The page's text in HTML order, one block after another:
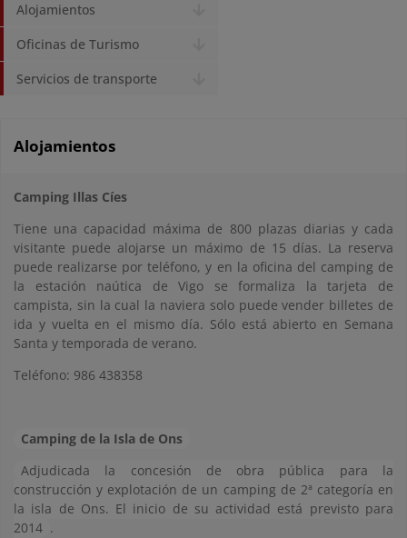
Alojamientos
Oficinas de Turismo
Servicios de transporte
Alojamientos
Camping Illas Cíes
Tiene una capacidad máxima de 800 plazas diarias y cada
visitante puede alojarse un máximo de 15 días. La reserva
puede realizarse por teléfono, y en la oficina del camping de
la estación naútica de Vigo se formaliza la tarjeta de
campista, sin la cual la naviera solo puede vender billetes de
ida y vuelta en el mismo día. Sólo está abierto en Semana
Santa y temporada de verano.
Teléfono: 986 438358
Camping de la Isla de Ons
Adjudicada la concesión de obra pública para la
construcción y explotación de un camping de 2ª categoría en
la isla de Ons. El inicio de su actividad está previsto para
2014 .